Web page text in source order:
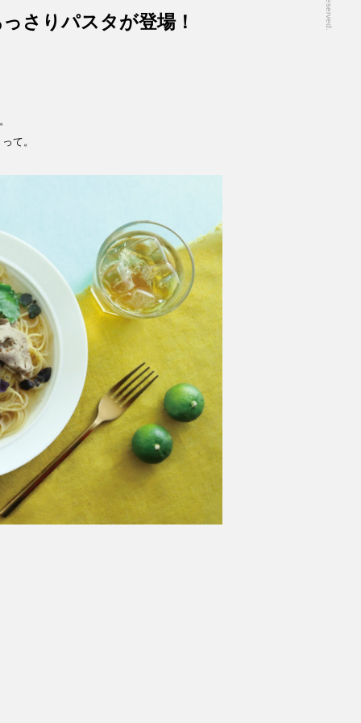
さりパスタが登場！
て。